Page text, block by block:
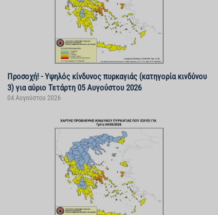
Προσοχή! - Υψηλός κίνδυνος πυρκαγιάς (κατηγορία κινδύνου
3) για αύριο Τετάρτη 05 Αυγούστου 2026
04 Αυγούστου 2026